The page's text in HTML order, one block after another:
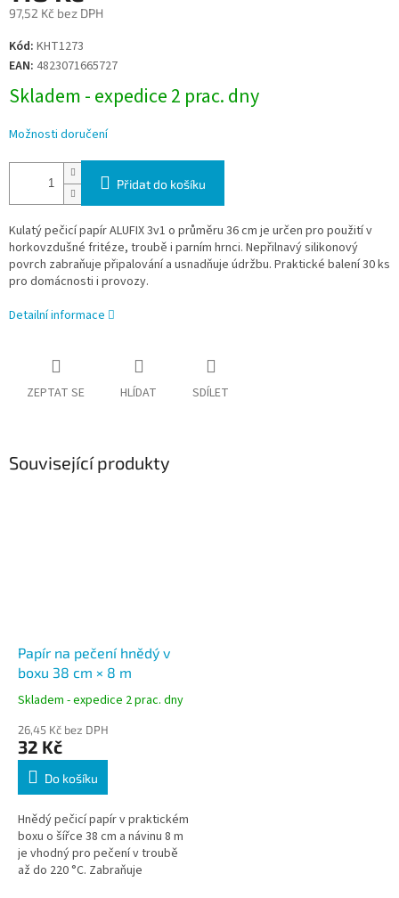
97,52 Kč bez DPH
Měrná
cena:
Kód: KHT1273
EAN: 4823071665727
Skladem - expedice 2 prac. dny
Možnosti doručení
Přidat do košíku
Kulatý pečicí papír ALUFIX 3v1 o průměru 36 cm je určen pro použití v
horkovzdušné fritéze, troubě i parním hrnci. Nepřilnavý silikonový
povrch zabraňuje připalování a usnadňuje údržbu. Praktické balení 30 ks
pro domácnosti i provozy.
Detailní informace
ZEPTAT SE HLÍDAT SDÍLET
Související produkty
Papír na pečení hnědý v
boxu 38 cm × 8 m
Skladem - expedice 2 prac. dny
26,45 Kč bez DPH
32 Kč
Do košíku
Hnědý pečicí papír v praktickém
boxu o šířce 38 cm a návinu 8 m
je vhodný pro pečení v troubě
až do 220 °C. Zabraňuje